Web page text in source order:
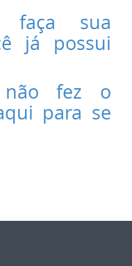
faça sua
já possui
não fez o
para se